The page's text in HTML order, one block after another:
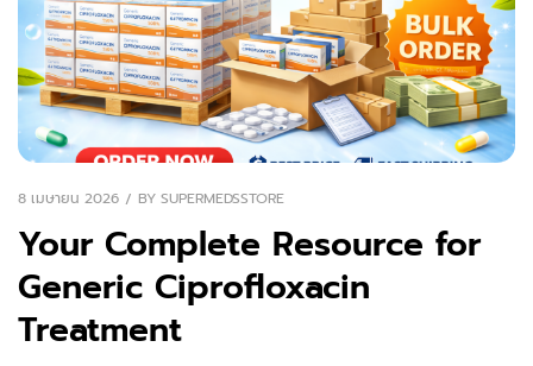
8 เมษายน 2026 BY SUPERMEDSSTORE
Your Complete Resource for
Generic Ciprofloxacin
Treatment